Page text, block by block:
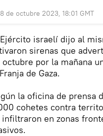
8 de octubre 2023, 18:01 GMT
israelí dijo al
sirenas que
octubre por la mañana
de Gaza.
la oficina de prensa
cohetes contra
infiltraron en zonas